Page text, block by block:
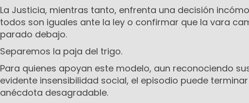
La Justicia, mientras tanto, enfrenta una decisión
todos son iguales ante la ley o confirmar que la vara
parado debajo.
Separemos la paja del trigo.
Para quienes apoyan este modelo, aun reconociendo
evidente insensibilidad social, el episodio puede
anécdota desagradable.